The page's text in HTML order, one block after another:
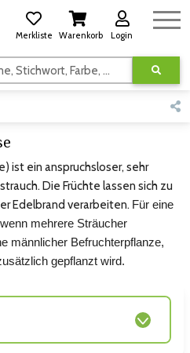
Merkliste Warenkorb Login
Suchen nach Kategorie, Name, Stichwort, Farbe, usw.
ist ein anspruchsloser, sehr
Die Früchte lassen sich zu
Edelbrand verarbeiten. Für eine
mehrere Sträucher
männlicher Befruchterpflanze,
gepflanzt wird.